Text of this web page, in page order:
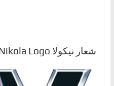
شعار نيكولا Nikola Logo